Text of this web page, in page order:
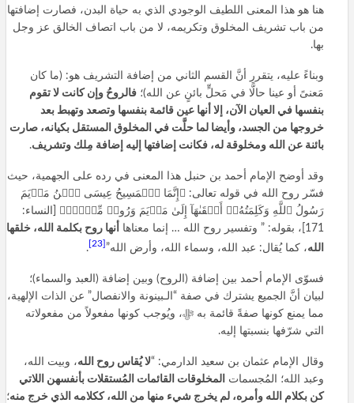
هنا هو هذا المعنى اللطيف الوجودي الذي به حياة البدن، فصارت إضافتها
من باب تشريف المخلوق وتكريمه، لا من باب اتصاف الخالق عز وجل
بها.
وبناءً عليه، يتقرر أنَّ القسم الثاني من إضافة التشريف هو: (ما كان
مَعنىً أو عينا حالًّا في مَحلٍّ بائنٍ عن الله)؛ فالروحُ وإن كانت لا تقوم
بنفسها في العيان الآن، إلا أنها عين قائمة بنفسها وتصعد وتهبط بعد
خروجها من الجسد، وأيضا لما حلَّت في المخلوق المستقل بكيانه، صارت
بائنة عن الله ومخلوقة له، فكانت إضافتها إليه إضافة مِلك وتشريف.
وقد أوضح الإمام أحمد بن حنبل هذا المعنى في رده على الجهمية، حيث
فسّر روح الله في قوله تعالى: ﴿إِنَّمَا ٱلۡمَسِيحُ عِيسَى ٱبۡنُ مَرۡيَمَ
رَسُولُ ٱللَّهِ وَكَلِمَتُهُۥٓ أَلۡقَىٰهَآ إِلَىٰ مَرۡيَمَ وَرُوحٞ مِّنۡهُۖ﴾ [النساء:
171]، بقوله: ” وتفسير روح الله … إنما معناها
أنها روح بكلمة الله، خلقها
الله، كما يُقال: عبد الله، وسماء الله، وأرض الله” .
فسوّى الإمام أحمد بين إضافة (الروح) وبين إضافة (العبد والسماء)؛
لبيان أنَّ الجميع يشترك في صفة “الـبينونة والانفصال” عن الذات الإلهية،
مما يمنع كونها صفةً قائمة به ﷻ، ويُوجب كونها مفعولاً من مفعولاته
التي شرّفها بنسبتها إليه.
وقال الإمام عثمان بن سعيد الدارمي: “لا يُقاس روح الله، وبيت الله،
وعبد الله؛ المُجسمات
المخلوقات القائمات المُستقلات بأنفسهن اللاتي
كن بكلام الله وأمره، لم يخرج شيء منها من الله، ككلامه الذي خرج منه؛